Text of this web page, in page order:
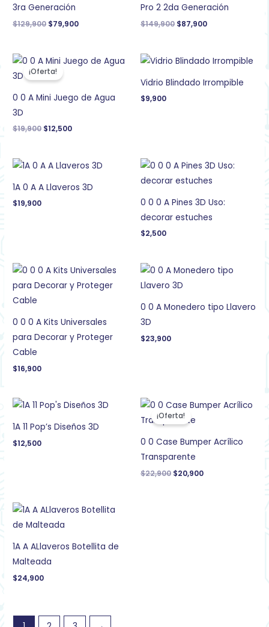
3ra Generación
$129,900 $79,900
Pro 2 2da Generación
$149,900 $87,900
¡Oferta!
0 0 A Mini Juego de Agua
3D
$19,900
El
precio
original
$19,900.
$12,500
El
precio
$12,500.
Vidrio Blindado Irrompible
$9,900
1A 0 A A Llaveros 3D
$19,900
0 0 0 A Pines 3D Uso:
decorar estuches
$2,500
0 0 0 A Kits Universales
para Decorar y Proteger
Cable
$16,900
0 0 A Monedero tipo Llavero
3D
$23,900
1A 11 Pop’s Diseños 3D
$12,500
¡Oferta!
0 0 Case Bumper Acrílico
Transparente
$22,900
El
precio
original
$22,900.
$20,900
El
precio
$20,900.
1A A ALlaveros Botellita de
Malteada
$24,900